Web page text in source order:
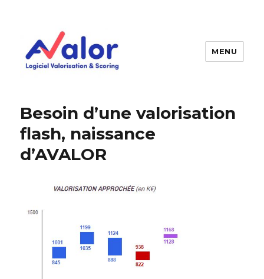
et fonds de commerce
MENU
Besoin d’une valorisation
flash, naissance
d’AVALOR